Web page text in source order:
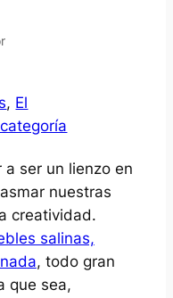
, El
ser un lienzo en
nuestras
creatividad.
salinas,
, todo gran
que sea,